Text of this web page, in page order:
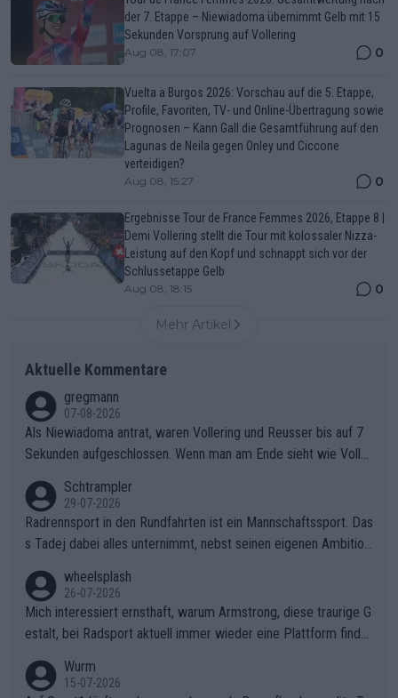
der 7. Etappe – Niewiadoma übernimmt Gelb mit 15
Sekunden Vorsprung auf Vollering
Aug 08, 17:07 0
Vuelta a Burgos 2026: Vorschau auf die 5. Etappe,
Profile, Favoriten, TV- und Online-Übertragung sowie
Prognosen – Kann Gall die Gesamtführung auf den
Lagunas de Neila gegen Onley und Ciccone
verteidigen?
Aug 08, 15:27 0
Ergebnisse Tour de France Femmes 2026, Etappe 8 |
Demi Vollering stellt die Tour mit kolossaler Nizza-
Leistung auf den Kopf und schnappt sich vor der
Schlussetappe Gelb
Aug 08, 18:15 0
Mehr Artikel
Aktuelle Kommentare
gregmann
07-08-2026
Als Niewiadoma antrat, waren Vollering und Reusser bis auf 7
Sekunden aufgeschlossen. Wenn man am Ende sieht wie Voller
ering die 7 Sekunden zu Niewiadoma nicht geschlossen hat un
d den Abstand hat anwachsen lassen. Ein schwerer taktischer
Fehler, der den Tour Sieg kosten wird.Diese Beobachtung trifft
Zögerlichkeit von Demi Vollering in diesem Moment war das e
ntscheidende Puzzleteil, das Katarzyna Niewiadoma die Tür z
um Gelben Trikot geöffnet hat.Das taktische Dilemma am Mon
t VentouxDie psychologische Falle: Vollering spekulierte in die
ser Phase darauf, dass Marlen Reusser im Gelben Trikot die N
achführarbeit leistet, um ihre Gesamtführung zu verteidigen.De
Schtrampler
29-07-2026
Radrennsport in den Rundfahrten ist ein Mannschaftssport. Das
s Tadej dabei alles unternimmt, nebst seinen eigenen Ambition
ganze Team auch mental stark zu machen und konkret am Erf
olg teilzuhaben, ist ihm ganz hoch anzurechnen. Das ist ein Zei
chen weit über den Radsport hinaus.
wheelsplash
26-07-2026
Mich interessiert ernsthaft, warum Armstrong, diese traurige G
estalt, bei Radsport aktuell immer wieder eine Plattform finde
Wurm
15-07-2026